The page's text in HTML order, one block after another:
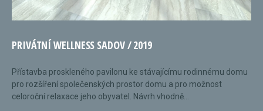
PRIVÁTNÍ WELLNESS SADOV / 2019
Přístavba proskleného pavilonu ke stávajícímu rodinnému domu
pro rozšíření společenských prostor domu a pro možnost
celoroční relaxace jeho obyvatel. Návrh vhodně...